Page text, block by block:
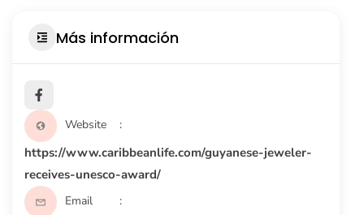
Más información
Website
https://www.caribbeanlife.com/guyanese-jeweler-
receives-unesco-award/
Email